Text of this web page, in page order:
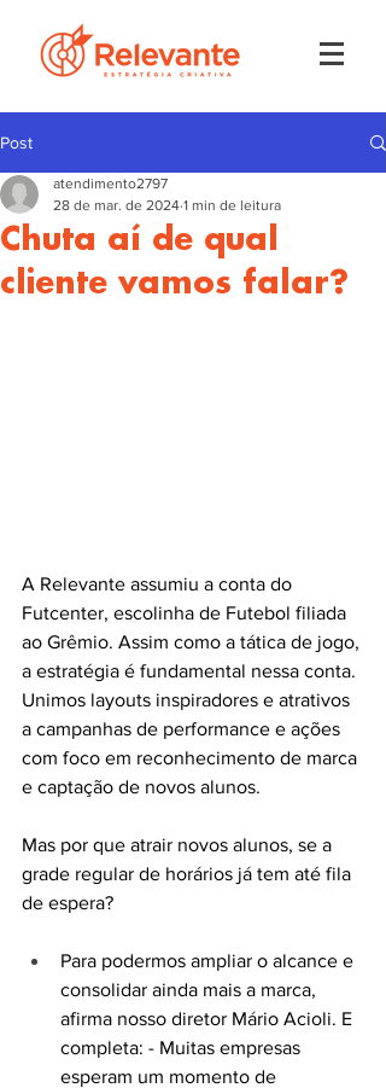
Post
Chuta aí de qual
cliente vamos falar?
atendimento2797
28 de mar. de 2024 1 min de leitura
A Relevante assumiu a conta do
Futcenter, escolinha de Futebol filiada
ao Grêmio. Assim como a tática de jogo,
a estratégia é fundamental nessa conta.
Unimos layouts inspiradores e atrativos
a campanhas de performance e ações
com foco em reconhecimento de marca
e captação de novos alunos.
Mas por que atrair novos alunos, se a
grade regular de horários já tem até fila
de espera?
Para podermos ampliar o alcance e
consolidar ainda mais a marca,
afirma nosso diretor Mário Acioli. E
completa: - Muitas empresas
esperam um momento de